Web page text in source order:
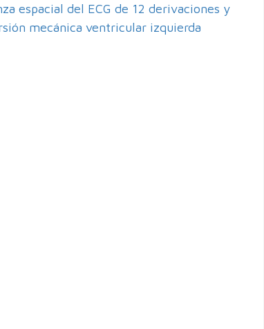
espacial del ECG de 12 derivaciones y
mecánica ventricular izquierda